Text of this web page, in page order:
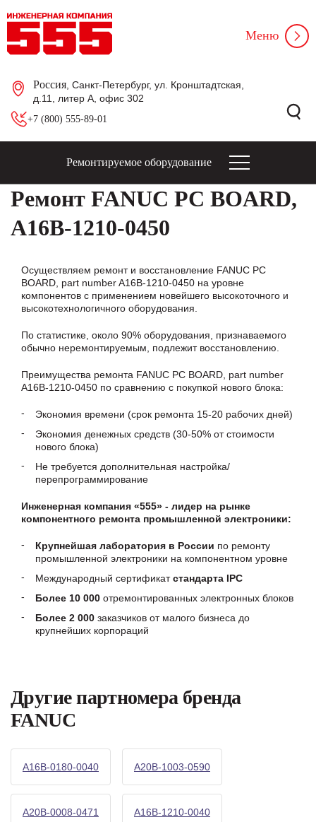
Россия , Санкт-Петербург, ул. Кронштадтская,
д.11, литер А, офис 302
+7 (800) 555-89-01
Меню
Ремонтируемое оборудование
Ремонт FANUC PC BOARD,
A16B-1210-0450
Осуществляем ремонт и восстановление FANUC PC
BOARD, part number A16B-1210-0450 на уровне
компонентов с применением новейшего высокоточного и
высокотехнологичного оборудования.
По статистике, около 90% оборудования, признаваемого
обычно неремонтируемым, подлежит восстановлению.
Преимущества ремонта FANUC PC BOARD, part number
A16B-1210-0450 по сравнению с покупкой нового блока:
Экономия времени (срок ремонта 15-20 рабочих дней)
Экономия денежных средств (30-50% от стоимости
нового блока)
Не требуется дополнительная настройка/
перепрограммирование
Инженерная компания «555» - лидер на рынке
компонентного ремонта промышленной электроники:
Крупнейшая лаборатория в России по ремонту
промышленной электроники на компонентном уровне
Международный сертификатстандарта IPC
Более 10 000 отремонтированных электронных блоков
Более 2 000 заказчиков от малого бизнеса до
крупнейших корпораций
Другие партномера бренда
FANUC
A16B-0180-0040 A20B-1003-0590
A20B-0008-0471 A16B-1210-0040